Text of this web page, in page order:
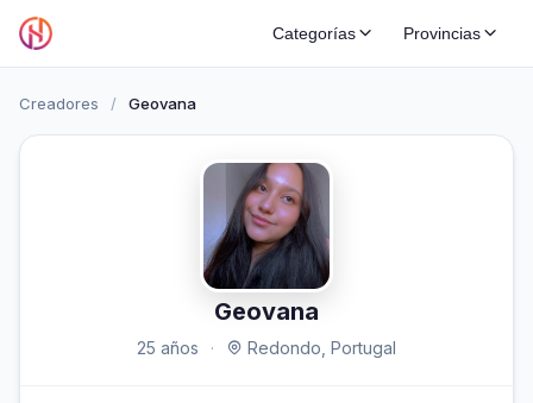
Categorías Provincias
Creadores / Geovana
Geovana
25 años · Redondo, Portugal